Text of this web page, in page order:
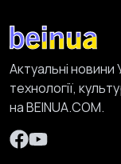
Актуальні новини
технології,
на BEINUA.COM.